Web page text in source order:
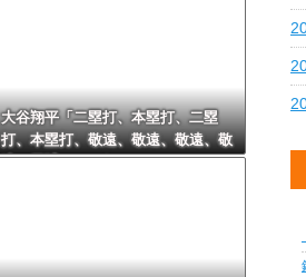
大谷翔平「二塁打、本塁打、二塁
打、本塁打、敬遠、敬遠、敬遠、敬
遠、四球」←これwww